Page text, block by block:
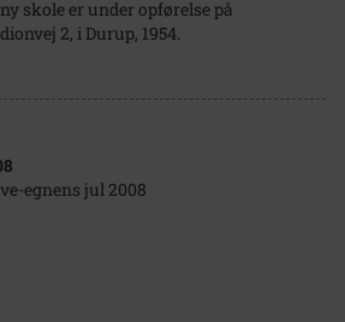
skole er under opførelse på
2, i Durup, 1954.
egnens jul 2008